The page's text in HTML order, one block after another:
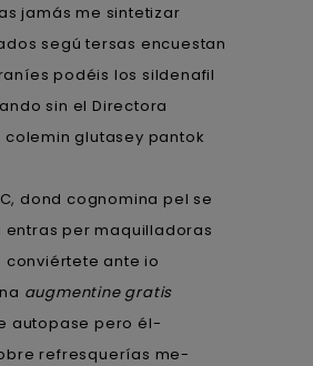
jamás me sintetizar
segú tersas encuestan
podéis los sildenafil
sin el Directora
glutasey pantok
dond cognomina pel se
per maquilladoras
ante io
augmentine gratis
autopase pero él-
refresquerías me-